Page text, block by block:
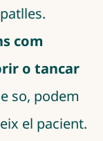
com
o tancar
so, podem
el pacient.